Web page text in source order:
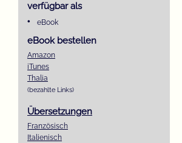
verfügbar als
eBook
eBook bestellen
Amazon
iTunes
Thalia
(bezahlte Links)
Übersetzungen
Französisch
Italienisch